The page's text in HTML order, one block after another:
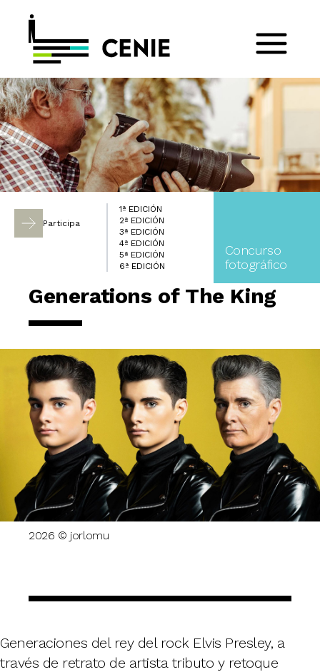
Participa
1ª EDICIÓN
2ª EDICIÓN
3ª EDICIÓN
4ª EDICIÓN
5ª EDICIÓN
6ª EDICIÓN
Concurso
fotográfico
Generations of The King
2026 © jorlomu
Generaciones del rey del rock Elvis Presley, a
través de retrato de artista tributo y retoque